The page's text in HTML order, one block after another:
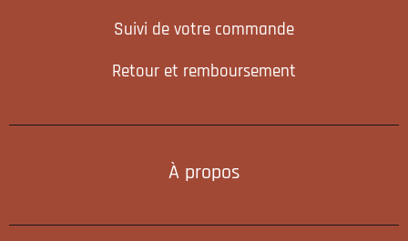
Suivi de votre commande
Retour et remboursement
À propos